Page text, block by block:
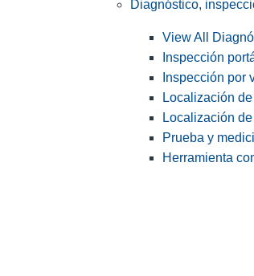
Diagnóstico,
View All
Inspección
Inspección por
Localización
Localización
Prueba y
Herramienta